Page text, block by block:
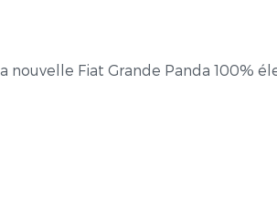
nouvelle Fiat Grande Panda 100%